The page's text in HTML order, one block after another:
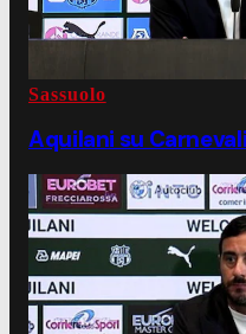
Sassuolo
Aquilani su